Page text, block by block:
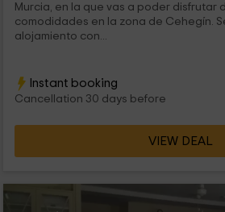
Murcia, en la que vas a poder disfrutar
comodidades en la zona de Cehegín.
alojamiento con...
Instant booking
Cancellation 30 days before
VIEW DEAL